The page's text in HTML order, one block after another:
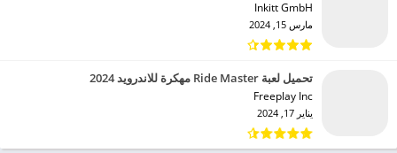
Inkitt GmbH‏
مارس 15, 2024
تحميل لعبة Ride Master مهكرة للاندرويد 2024
Freeplay Inc‏
يناير 17, 2024